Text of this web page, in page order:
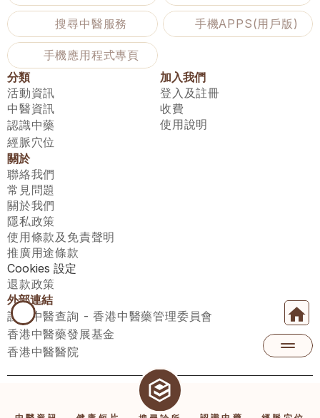
搜尋中醫服務 手機APPS(用戶版)
手機應用程式專頁
分類
活動資訊
中醫資訊
認識中藥
經脈穴位
加入我們
登入及註冊
收費
使用說明
關於
聯絡我們
常見問題
關於我們
隱私政策
使用條款及免責聲明
推廣用途條款
Cookies 設定
退款政策
外部連結
註冊中醫查詢 - 香港中醫藥管理委員會
香港中醫藥發展基金
香港中醫醫院
醫師匯有限公司 ECWAY LIMITED Copyright 2026© All rights
reserved. 台灣地區：統一編號：00531876 稅籍編號：A100320069